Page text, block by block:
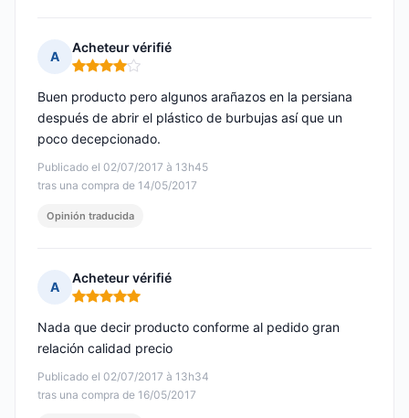
A
Acheteur vérifié
Nota: 4 de 5
Publicado el 02/07/2017 à 13h45
tras una compra de 14/05/2017
Buen producto pero algunos arañazos en la persiana
después de abrir el plástico de burbujas así que un
poco decepcionado.
Opinión traducida
A
Acheteur vérifié
Nota: 5 de 5
Publicado el 02/07/2017 à 13h34
tras una compra de 16/05/2017
Nada que decir producto conforme al pedido gran
relación calidad precio